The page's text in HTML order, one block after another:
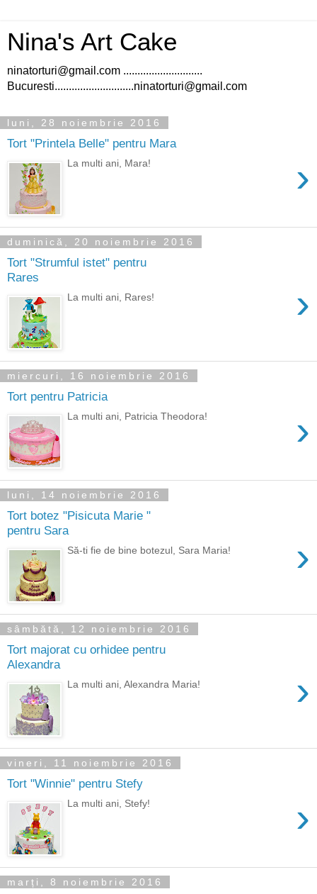
Nina's Art Cake
ninatorturi@gmail.com ............................
Bucuresti............................ninatorturi@gmail.com
luni, 28 noiembrie 2016
Tort "Printela Belle" pentru Mara
›
La multi ani, Mara!
duminică, 20 noiembrie 2016
Tort "Strumful istet" pentru
Rares
›
La multi ani, Rares!
miercuri, 16 noiembrie 2016
Tort pentru Patricia
›
La multi ani, Patricia Theodora!
luni, 14 noiembrie 2016
Tort botez "Pisicuta Marie "
pentru Sara
›
Să-ti fie de bine botezul, Sara Maria!
sâmbătă, 12 noiembrie 2016
Tort majorat cu orhidee pentru
Alexandra
›
La multi ani, Alexandra Maria!
vineri, 11 noiembrie 2016
Tort "Winnie" pentru Stefy
›
La multi ani, Stefy!
marți, 8 noiembrie 2016